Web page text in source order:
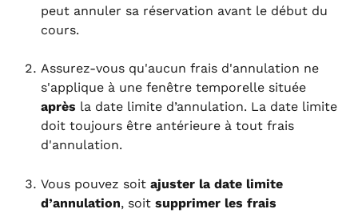
peut annuler sa réservation avant le début du
cours.
Assurez-vous qu'aucun frais d'annulation ne
s'applique à une fenêtre temporelle située
après la date limite d’annulation. La date limite
doit toujours être antérieure à tout frais
d'annulation.
Vous pouvez soit ajuster la date limite
d’annulation, soit supprimer les frais